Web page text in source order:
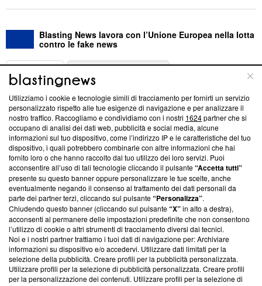
Blasting News lavora con l’Unione Europea nella lotta
contro le fake news
ABOUT
Questa sezione offre informazioni trasparenti su Blasting
News, sui nostri processi editoriali e su come ci impegniamo a
creare news di qualità. Inoltre, afferma la nostra aderenza a
‘Trust Project - News with Integrity’Blasting News non è
ancora membro del programma, ma ha richiesto di farne
parte; Trust Project non ha ancora effettuato una verifica di
conformità agli standard.
Su di noi
Team editoriale
Corporate
Redazione
Informativa Privacy
Utilizziamo i cookie e tecnologie simili di tracciamento per fornirti un servizio
personalizzato rispetto alle tue esigenze di navigazione e per analizzare il
nostro traffico. Raccogliamo e condividiamo con i nostri 1624partner che si
occupano di analisi dei dati web, pubblicità e social media, alcune
informazioni sul tuo dispositivo, come l’indirizzo IP e le caratteristiche del tuo
dispositivo, i quali potrebbero combinarle con altre informazioni che hai
fornito loro o che hanno raccolto dal tuo utilizzo dei loro servizi. Puoi
acconsentire all’uso di tali tecnologie cliccando il pulsante“Accetta tutti”
presente su questo banner oppure personalizzare le tue scelte, anche
eventualmente negando il consenso al trattamento dei dati personali da
parte dei partner terzi, cliccando sul pulsante“Personalizza”.
Chiudendo questo banner (cliccando sul pulsante“X”in alto a destra),
acconsenti al permanere delle impostazioni predefinite che non consentono
l’utilizzo di cookie o altri strumenti di tracciamento diversi dai tecnici.
Noi e i nostri partner trattiamo i tuoi dati di navigazione per: Archiviare
informazioni su dispositivo e/o accedervi. Utilizzare dati limitati per la
selezione della pubblicità. Creare profili per la pubblicità personalizzata.
Utilizzare profili per la selezione di pubblicità personalizzata. Creare profili
per la personalizzazione dei contenuti. Utilizzare profili per la selezione di